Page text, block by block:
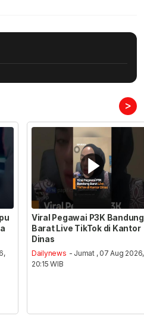
>
Viral Pegawai P3K Bandung
Barat Live TikTok di Kantor
Dinas
Dailynews - Jumat , 07 Aug 2026,
20:15 WIB